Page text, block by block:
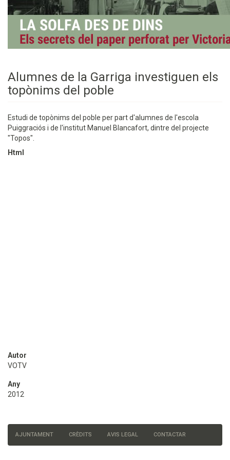
Alumnes de la Garriga investiguen els
topònims del poble
Estudi de topònims del poble per part d'alumnes de l'escola
Puiggraciós i de l'institut Manuel Blancafort, dintre del projecte
"Topos".
Html
Autor
VOTV
Any
2012
Menú
AJUNTAMENT CRÈDITS AVIS LEGAL CONTACTAR